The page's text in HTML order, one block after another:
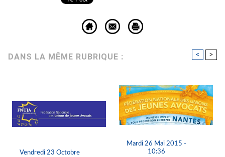
DANS LA MÊME RUBRIQUE : < >
Vendredi 23 Octobre
Mardi 26 Mai 2015 -
10:36